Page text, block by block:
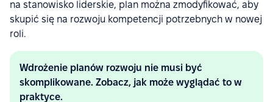
na stanowisko liderskie, plan można zmodyfikować, aby
skupić się na rozwoju kompetencji potrzebnych w nowej
roli.
Wdrożenie planów rozwoju nie musi być
skomplikowane. Zobacz, jak może wyglądać to w
praktyce.